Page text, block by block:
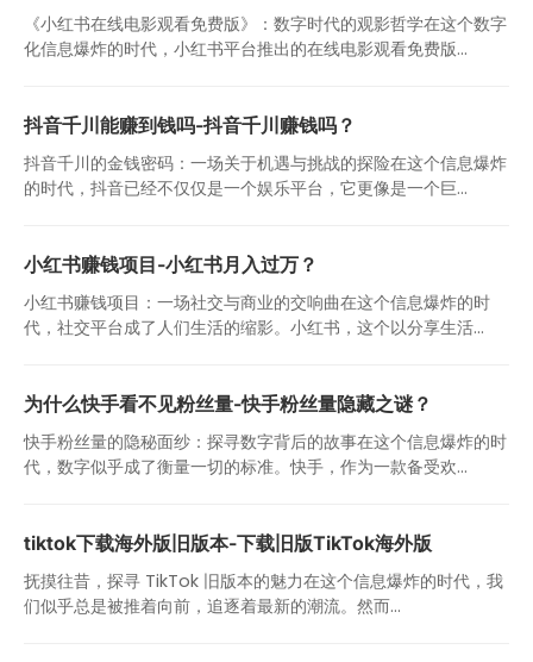
《小红书在线电影观看免费版》：数字时代的观影哲学在这个数字
化信息爆炸的时代，小红书平台推出的在线电影观看免费版...
抖音千川能赚到钱吗-抖音千川赚钱吗？
抖音千川的金钱密码：一场关于机遇与挑战的探险在这个信息爆炸
的时代，抖音已经不仅仅是一个娱乐平台，它更像是一个巨...
小红书赚钱项目-小红书月入过万？
小红书赚钱项目：一场社交与商业的交响曲在这个信息爆炸的时
代，社交平台成了人们生活的缩影。小红书，这个以分享生活...
为什么快手看不见粉丝量-快手粉丝量隐藏之谜？
快手粉丝量的隐秘面纱：探寻数字背后的故事在这个信息爆炸的时
代，数字似乎成了衡量一切的标准。快手，作为一款备受欢...
tiktok下载海外版旧版本-下载旧版TikTok海外版
抚摸往昔，探寻 TikTok 旧版本的魅力在这个信息爆炸的时代，我
们似乎总是被推着向前，追逐着最新的潮流。然而...